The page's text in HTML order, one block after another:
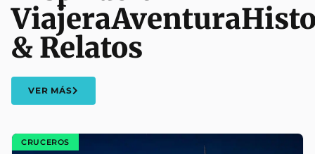
ViajeraAventura
& Relatos
VER MÁS
CRUCEROS